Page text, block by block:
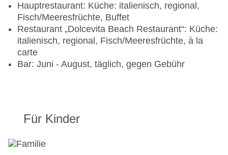
Hauptrestaurant: Küche: italienisch, regional,
Fisch/Meeresfrüchte, Buffet
Restaurant „Dolcevita Beach Restaurant“: Küche:
italienisch, regional, Fisch/Meeresfrüchte, à la
carte
Bar: Juni - August, täglich, gegen Gebühr
Für Kinder